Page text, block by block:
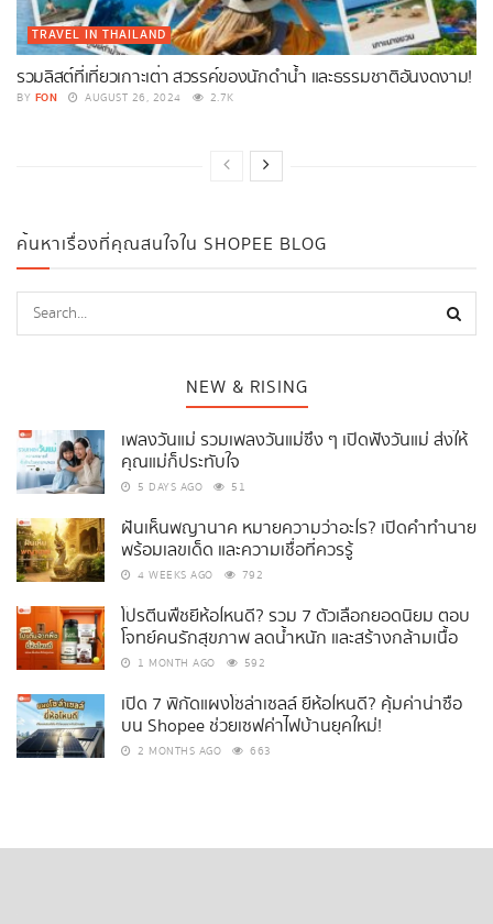
TRAVEL IN THAILAND
รวมลิสต์ที่เที่ยวเกาะเต่า สวรรค์ของนักดำน้ำ และธรรมชาติอันงดงาม!
BY FON AUGUST 26, 2024 2.7K
ค้นหาเรื่องที่คุณสนใจใน SHOPEE BLOG
NEW & RISING
เพลงวันแม่ รวมเพลงวันแม่ซึ้ง ๆ เปิดฟังวันแม่ ส่งให้
คุณแม่ก็ประทับใจ
5 DAYS AGO 51
ฝันเห็นพญานาค หมายความว่าอะไร? เปิดคำทำนาย
พร้อมเลขเด็ด และความเชื่อที่ควรรู้
4 WEEKS AGO 792
โปรตีนพืชยี่ห้อไหนดี? รวม 7 ตัวเลือกยอดนิยม ตอบ
โจทย์คนรักสุขภาพ ลดน้ำหนัก และสร้างกล้ามเนื้อ
1 MONTH AGO 592
เปิด 7 พิกัดแผงโซล่าเซลล์ ยี่ห้อไหนดี? คุ้มค่าน่าซื้อ
บน Shopee ช่วยเซฟค่าไฟบ้านยุคใหม่!
2 MONTHS AGO 663